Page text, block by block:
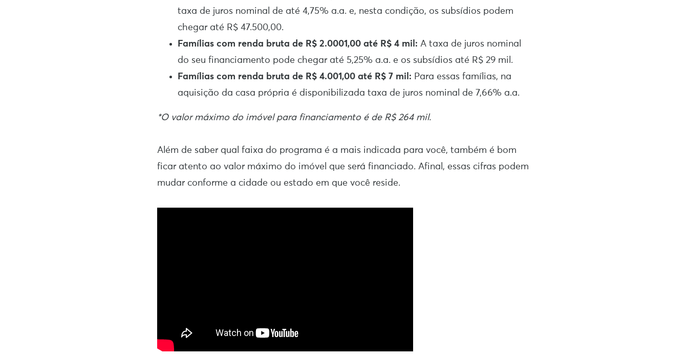
taxa de juros nominal de até 4,75% a.a. e, nesta condição, os subsídios podem
chegar até R$ 47.500,00.
Famílias com renda bruta de R$ 2.0001,00 até R$ 4 mil: A taxa de juros nominal
do seu financiamento pode chegar até 5,25% a.a. e os subsídios até R$ 29 mil.
Famílias com renda bruta de R$ 4.001,00 até R$ 7 mil: Para essas famílias, na
aquisição da casa própria é disponibilizada taxa de juros nominal de 7,66% a.a.
*O valor máximo do imóvel para financiamento é de R$ 264 mil.
Além de saber qual faixa do programa é a mais indicada para você, também é bom
ficar atento ao valor máximo do imóvel que será financiado. Afinal, essas cifras podem
mudar conforme a cidade ou estado em que você reside.